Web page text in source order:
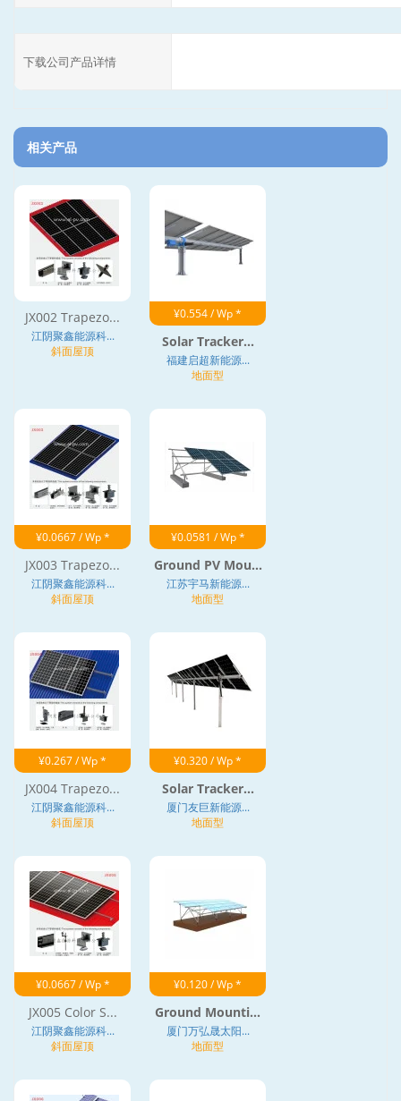
下载公司产品详情
相关产品
JX002 Trapezo...
江阴聚鑫能源科...
斜面屋顶
¥0.554 / Wp *
Solar Tracker...
福建启超新能源...
地面型
¥0.0667 / Wp *
JX003 Trapezo...
江阴聚鑫能源科...
斜面屋顶
¥0.0581 / Wp *
Ground PV Mou...
江苏宇马新能源...
地面型
¥0.267 / Wp *
JX004 Trapezo...
江阴聚鑫能源科...
斜面屋顶
¥0.320 / Wp *
Solar Tracker...
厦门友巨新能源...
地面型
¥0.0667 / Wp *
JX005 Color S...
江阴聚鑫能源科...
斜面屋顶
¥0.120 / Wp *
Ground Mounti...
厦门万弘晟太阳...
地面型